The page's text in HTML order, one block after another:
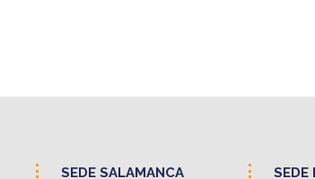
SEDE SALAMANCA SEDE